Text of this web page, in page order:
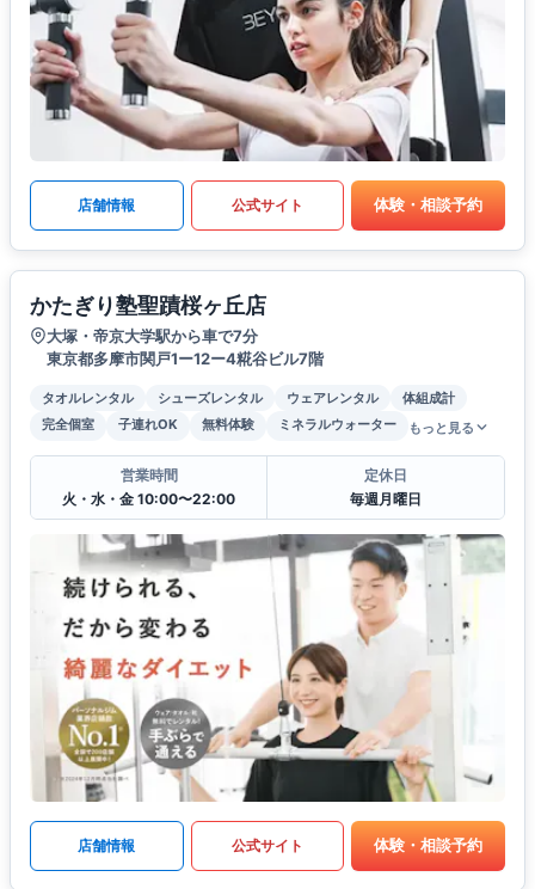
店舗情報 公式サイト 体験・相談予約
かたぎり塾聖蹟桜ヶ丘店
大塚・帝京大学駅から車で7分
東京都多摩市関戸1ー12ー4糀谷ビル7階
タオルレンタル シューズレンタル ウェアレンタル
体組成計
完全個室
子連れOK 無料体験 ミネラルウォーター もっと見る
営業時間
火・水・金 10:00〜22:00
定休日
毎週月曜日
店舗情報 公式サイト 体験・相談予約